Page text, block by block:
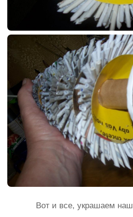
Вот и все, украшаем